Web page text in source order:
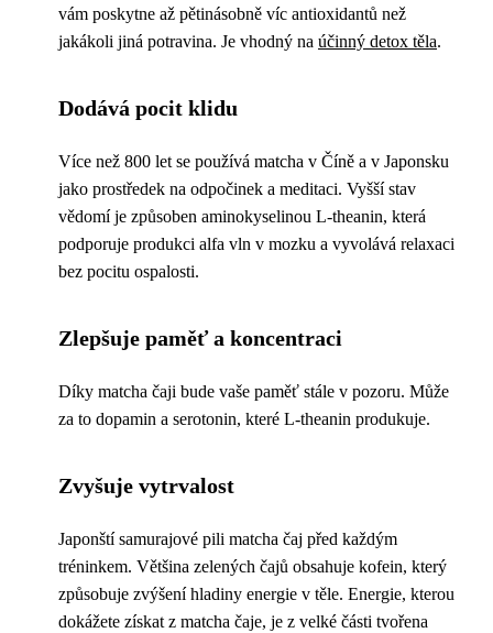
vám poskytne až pětinásobně víc antioxidantů než
jakákoli jiná potravina. Je vhodný na účinný detox těla.
Dodává pocit klidu
Více než 800 let se používá matcha v Číně a v Japonsku
jako prostředek na odpočinek a meditaci. Vyšší stav
vědomí je způsoben aminokyselinou L-theanin, která
podporuje produkci alfa vln v mozku a vyvolává relaxaci
bez pocitu ospalosti.
Zlepšuje paměť a koncentraci
Díky matcha čaji bude vaše paměť stále v pozoru. Může
za to dopamin a serotonin, které L-theanin produkuje.
Zvyšuje vytrvalost
Japonští samurajové pili matcha čaj před každým
tréninkem. Většina zelených čajů obsahuje kofein, který
způsobuje zvýšení hladiny energie v těle. Energie, kterou
dokážete získat z matcha čaje, je z velké části tvořena